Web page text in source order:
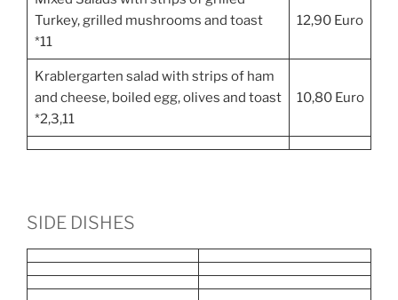
Turkey, grilled mushrooms and toast
*11
12,90 Euro
Krablergarten salad with strips of ham
and cheese, boiled egg, olives and toast
*2,3,11
10,80 Euro
SIDE DISHES